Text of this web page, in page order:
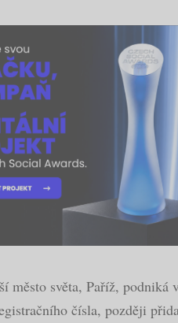
město světa, Paříž,
čísla, později